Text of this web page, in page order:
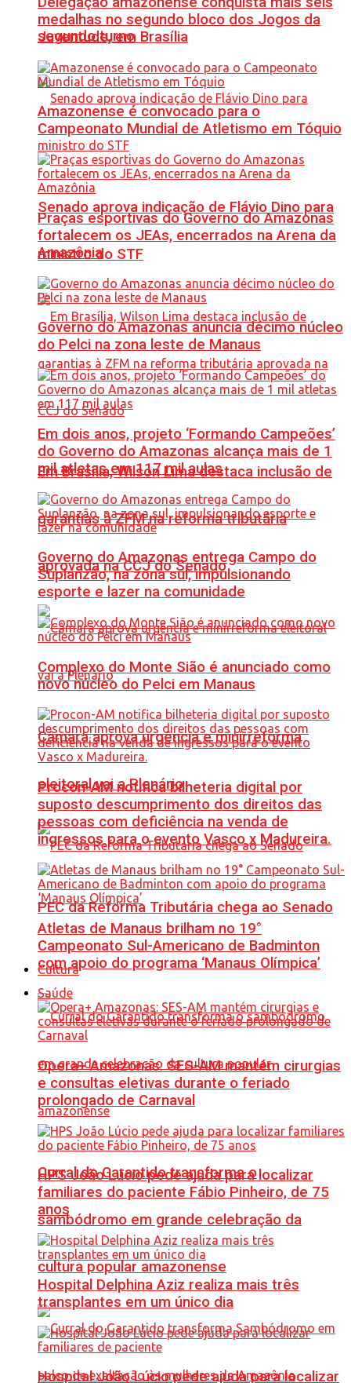
segundo turno
Senado aprova indicação de Flávio Dino para
ministro do STF
Em Brasília, Wilson Lima destaca inclusão de
garantias à ZFM na reforma tributária
aprovada na CCJ do Senado
Câmara aprova urgência e minirreforma
eleitoral vai a Plenário
PEC da Reforma Tributária chega ao Senado
Cultura
Curral do Garantido transforma o
sambódromo em grande celebração da
cultura popular amazonense
medalhas no segundo bloco dos Jogos da
Juventude, em Brasília
Amazonense é convocado para o
Campeonato Mundial de Atletismo em Tóquio
Praças esportivas do Governo do Amazonas
fortalecem os JEAs, encerrados na Arena da
Amazônia
Governo do Amazonas anuncia décimo núcleo
do Pelci na zona leste de Manaus
Em dois anos, projeto ‘Formando Campeões’
do Governo do Amazonas alcança mais de 1
mil atletas em 117 mil aulas
Governo do Amazonas entrega Campo do
Suplanzão, na zona sul, impulsionando
esporte e lazer na comunidade
Complexo do Monte Sião é anunciado como
novo núcleo do Pelci em Manaus
Procon-AM notifica bilheteria digital por
suposto descumprimento dos direitos das
pessoas com deficiência na venda de
ingressos para o evento Vasco x Madureira.
Atletas de Manaus brilham no 19°
Campeonato Sul-Americano de Badminton
com apoio do programa ‘Manaus Olímpica’
Saúde
Opera+ Amazonas: SES-AM mantém cirurgias
e consultas eletivas durante o feriado
prolongado de Carnaval
HPS João Lúcio pede ajuda para localizar
familiares do paciente Fábio Pinheiro, de 75
anos
Hospital Delphina Aziz realiza mais três
transplantes em um único dia
Hospital João Lúcio pede ajuda para localizar